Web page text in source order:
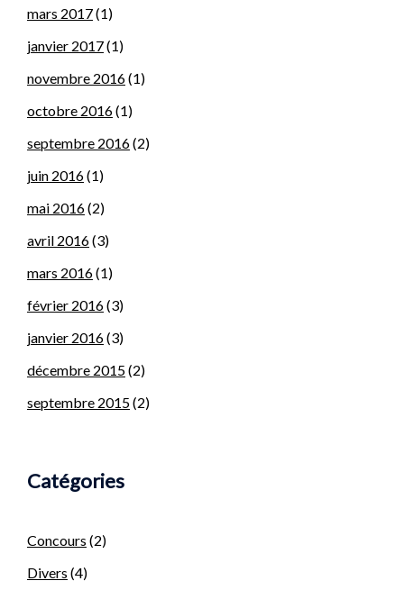
mars 2017(1)
janvier 2017(1)
novembre 2016(1)
octobre 2016(1)
septembre 2016(2)
juin 2016(1)
mai 2016(2)
avril 2016(3)
mars 2016(1)
février 2016(3)
janvier 2016(3)
décembre 2015(2)
septembre 2015(2)
Catégories
Concours (2)
Divers (4)